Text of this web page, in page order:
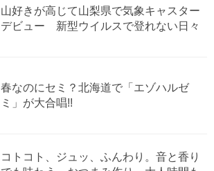
山好きが高じて山梨県で気象キャスター
デビュー 新型ウイルスで登れない日々
春なのにセミ？北海道で「エゾハルゼ
ミ」が大合唱!!
コトコト、ジュッ、ふんわり。音と香り